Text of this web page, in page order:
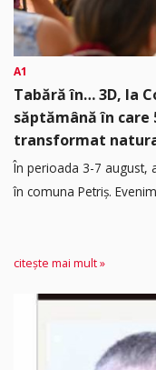
A1
Tabără în… 3D, la
săptămână în care
transformat
În perioada 3-7 august,
în comuna Petriș.
citește mai mult »